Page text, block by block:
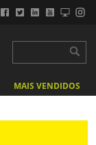
MAIS VENDIDOS